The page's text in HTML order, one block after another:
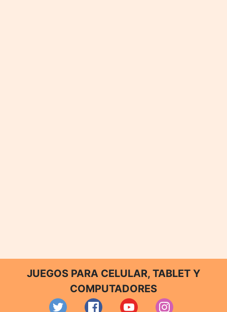
JUEGOS PARA CELULAR, TABLET Y
COMPUTADORES